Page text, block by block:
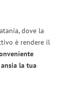
dove la
è rendere il
la tua